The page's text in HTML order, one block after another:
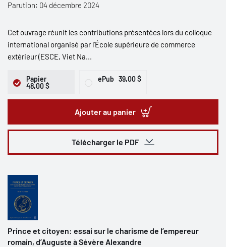
Parution: 04 décembre 2024
Cet ouvrage réunit les contributions présentées lors du colloque
international organisé par l’École supérieure de commerce
extérieur (ESCE, Viet Na...
Papier
48,00 $
ePub 39,00 $
Ajouter au panier
Télécharger le PDF
Prince et citoyen: essai sur le charisme de l’empereur
romain, d’Auguste à Sévère Alexandre